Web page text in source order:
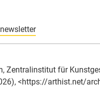
Zentralinstitut für
<https://arthist.net/